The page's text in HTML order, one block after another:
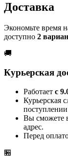
Доставка
Экономьте время
доступно 2
🚚
Курьерская
Работает с
Курьерская
поступлении
Вы сможете
адрес.
Перед
🏪